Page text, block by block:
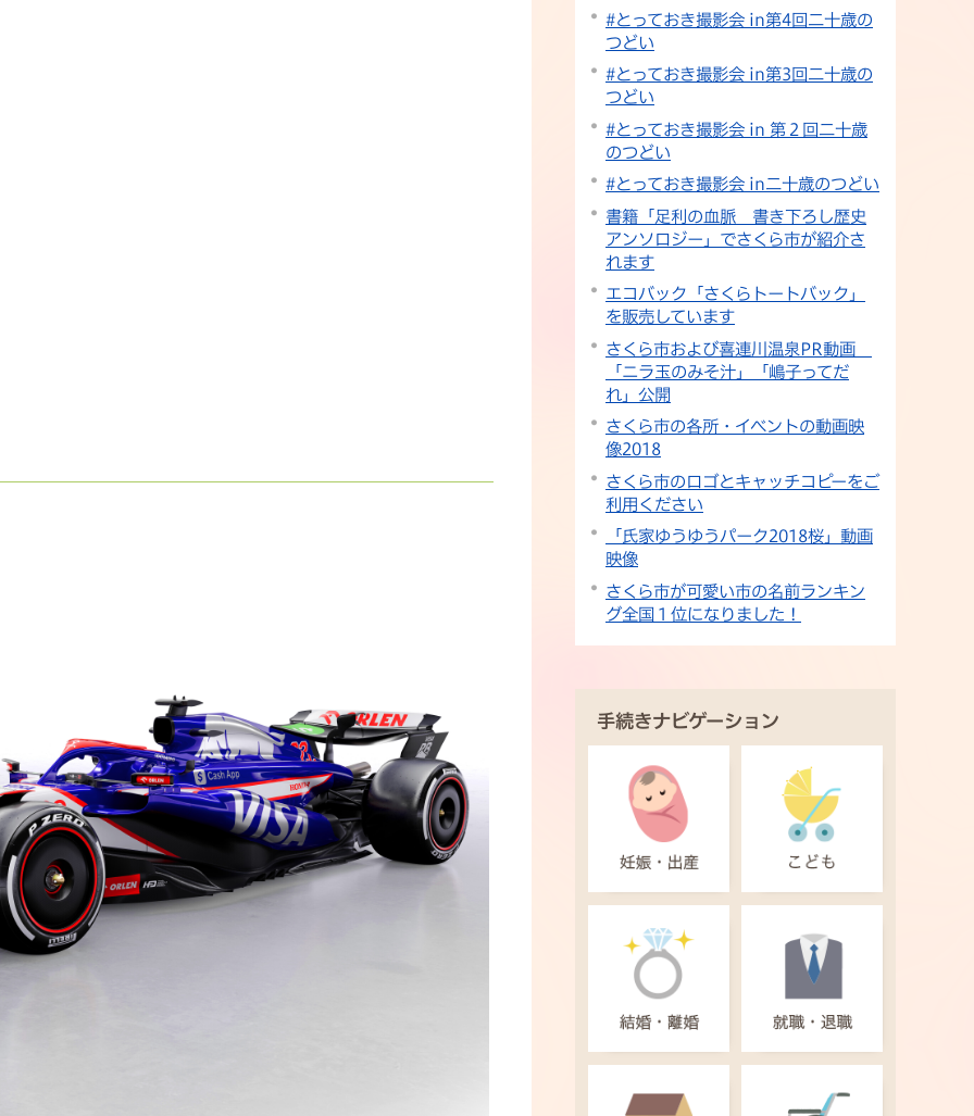
#とっておき撮影会 in第4回二十歳の
つどい
#とっておき撮影会 in第3回二十歳の
つどい
#とっておき撮影会 in 第２回二十歳
のつどい
#とっておき撮影会 in二十歳のつどい
書籍「足利の血脈 書き下ろし歴史
アンソロジー」でさくら市が紹介さ
れます
エコバック「さくらトートバック」
を販売しています
さくら市および喜連川温泉PR動画
「ニラ玉のみそ汁」「嶋子ってだ
れ」公開
さくら市の各所・イベントの動画映
像2018
さくら市のロゴとキャッチコピーをご
利用ください
「氏家ゆうゆうパーク2018桜」動画
映像
さくら市が可愛い市の名前ランキン
グ全国１位になりました！
手続きナビゲーション